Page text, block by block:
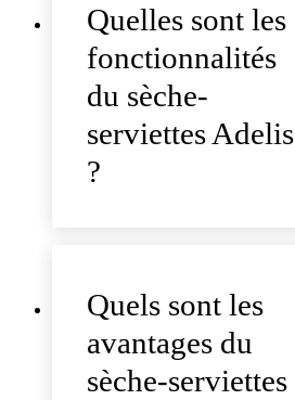
Quelles sont les
fonctionnalités
du sèche-
serviettes Adelis
?
Quels sont les
avantages du
sèche-serviettes